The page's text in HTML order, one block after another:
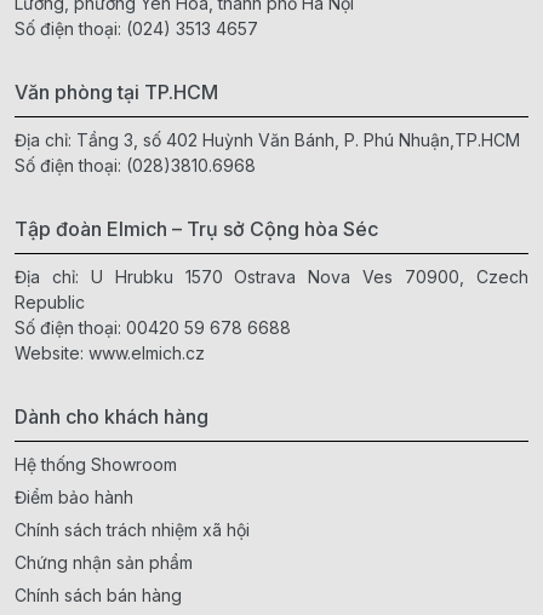
Số điện thoại: (024) 3513 4657
Văn phòng tại TP.HCM
Địa chỉ: Tầng 3, số 402 Huỳnh Văn Bánh, P. Phú Nhuận,TP.HCM
Số điện thoại: (028)3810.6968
Tập đoàn Elmich – Trụ sở Cộng hòa Séc
Địa chỉ: U Hrubku 1570 Ostrava Nova Ves 70900, Czech
Republic
Số điện thoại: 00420 59 678 6688
Website: www.elmich.cz
Dành cho khách hàng
Hệ thống Showroom
Điểm bảo hành
Chính sách trách nhiệm xã hội
Chứng nhận sản phẩm
Chính sách bán hàng